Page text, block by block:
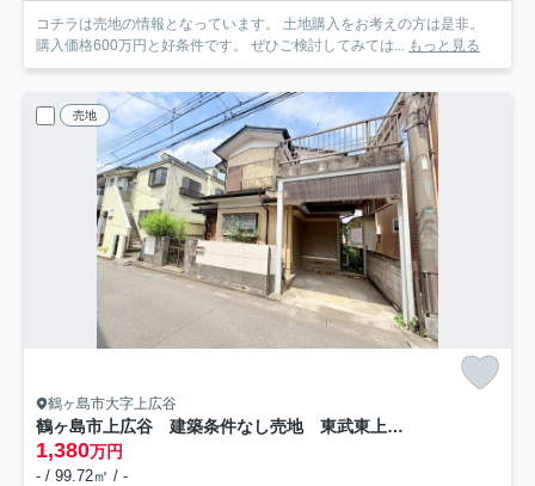
コチラは売地の情報となっています。 土地購入をお考えの方は是非。
購入価格600万円と好条件です。 ぜひご検討してみては... もっと見る
売地
鶴ヶ島市大字上広谷
鶴ヶ島市上広谷 建築条件なし売地 東武東上線『鶴ヶ島駅』徒歩6分 【杉下小学区】
1,380万円
- / 99.72㎡ / -